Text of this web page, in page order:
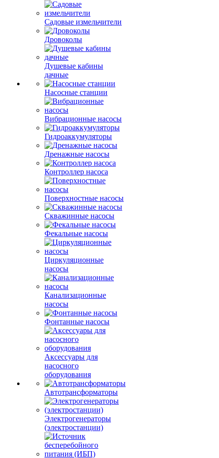
Садовые измельчители
Дровоколы
Душевые кабины
дачные
Насосные станции
Вибрационные насосы
Гидроаккумуляторы
Дренажные насосы
Контроллер насоса
Поверхностные насосы
Скважинные насосы
Фекальные насосы
Циркуляционные
насосы
Канализационные
насосы
Фонтанные насосы
Аксессуары для
насосного
оборудования
Автотрансформаторы
Электрогенераторы
(электростанции)